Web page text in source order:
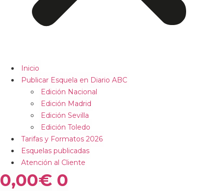
Inicio
Publicar Esquela en Diario ABC
Edición Nacional
Edición Madrid
Edición Sevilla
Edición Toledo
Tarifas y Formatos 2026
Esquelas publicadas
Atención al Cliente
0,00€ 0